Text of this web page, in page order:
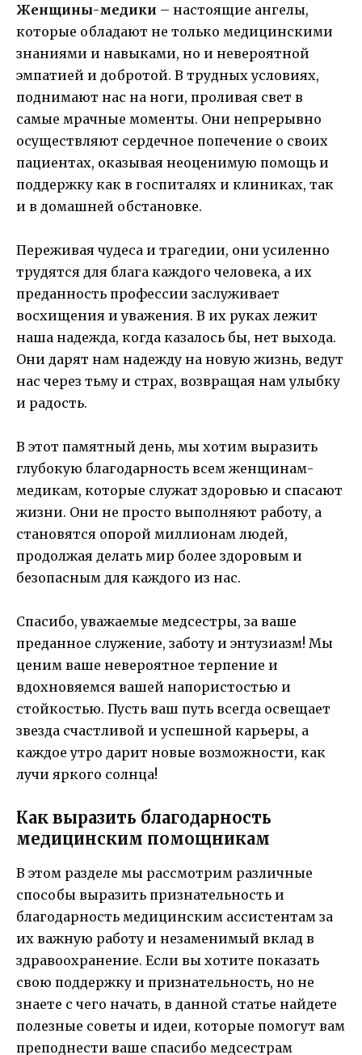
Женщины-медики – настоящие ангелы,
которые обладают не только медицинскими
знаниями и навыками, но и невероятной
эмпатией и добротой. В трудных условиях,
поднимают нас на ноги, проливая свет в
самые мрачные моменты. Они непрерывно
осуществляют сердечное попечение о своих
пациентах, оказывая неоценимую помощь и
поддержку как в госпиталях и клиниках, так
и в домашней обстановке.
Переживая чудеса и трагедии, они усиленно
трудятся для блага каждого человека, а их
преданность профессии заслуживает
восхищения и уважения. В их руках лежит
наша надежда, когда казалось бы, нет выхода.
Они дарят нам надежду на новую жизнь, ведут
нас через тьму и страх, возвращая нам улыбку
и радость.
В этот памятный день, мы хотим выразить
глубокую благодарность всем женщинам-
медикам, которые служат здоровью и спасают
жизни. Они не просто выполняют работу, а
становятся опорой миллионам людей,
продолжая делать мир более здоровым и
безопасным для каждого из нас.
Спасибо, уважаемые медсестры, за ваше
преданное служение, заботу и энтузиазм! Мы
ценим ваше невероятное терпение и
вдохновяемся вашей напористостью и
стойкостью. Пусть ваш путь всегда освещает
звезда счастливой и успешной карьеры, а
каждое утро дарит новые возможности, как
лучи яркого солнца!
Как выразить благодарность
медицинским помощникам
В этом разделе мы рассмотрим различные
способы выразить признательность и
благодарность медицинским ассистентам за
их важную работу и незаменимый вклад в
здравоохранение. Eсли вы хотите показать
свою поддержку и признательность, но не
знаете с чего начать, в данной статье найдете
полезные советы и идеи, которые помогут вам
преподнести ваше спасибо медсестрам